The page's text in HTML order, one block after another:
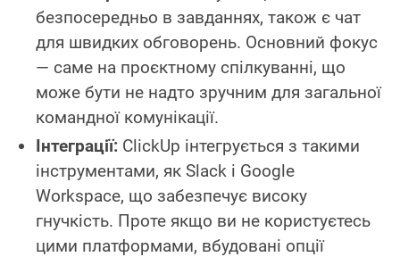
безпосередньо в завданнях, також є чат
для швидких обговорень. Основний фокус
— саме на проєктному спілкуванні, що
може бути не надто зручним для загальної
командної комунікації.
Інтеграції: ClickUp інтегрується з такими
інструментами, як Slack і Google
Workspace, що забезпечує високу
гнучкість. Проте якщо ви не користуєтесь
цими платформами, вбудовані опції